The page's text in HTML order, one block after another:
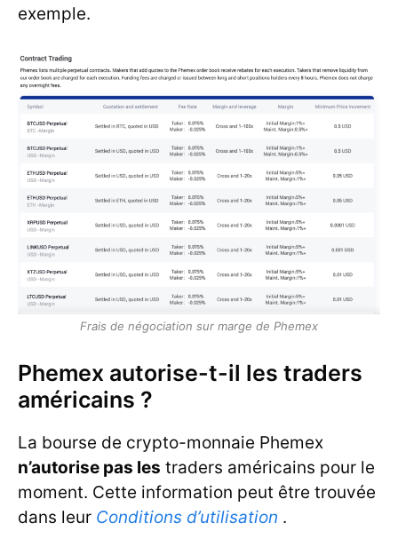
exemple.
Frais de négociation sur marge de Phemex
Phemex autorise-t-il les traders
américains ?
La bourse de crypto-monnaie Phemex
n’autorise pas les traders américains pour le
moment. Cette information peut être trouvée
dans leur Conditions d’utilisation .